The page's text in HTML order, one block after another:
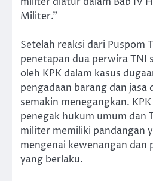
Militer.”
Setelah reaksi dari Puspom
penetapan dua perwira TNI
oleh KPK dalam kasus
pengadaan barang dan jasa
semakin menegangkan.
penegak hukum umum dan
militer memiliki pandangan
mengenai kewenangan dan
yang berlaku.